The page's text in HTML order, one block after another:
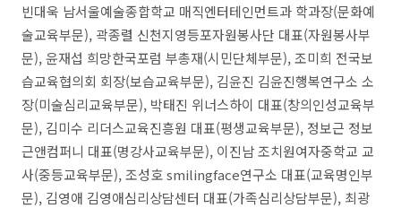
빈대욱 남서울예술종합학교 매직엔터테인먼트과 학과장(문화예
술교육부문), 곽종렬 신천지영등포자원봉사단 대표(자원봉사부
문), 윤재섭 희망한국포럼 부총재(시민단체부문), 조미희 전국보
습교육협의회 회장(보습교육부문), 김윤진 김윤진행복연구소 소
장(미술심리교육부문), 박태진 위너스하이 대표(창의인성교육부
문), 김미수 리더스교육진흥원 대표(평생교육부문), 정보근 정보
근앤컴퍼니 대표(명강사교육부문), 이진남 조치원여자중학교 교
사(중등교육부문), 조성호 smilingface연구소 대표(교육명인부
문), 김영애 김영애심리상담센터 대표(가족심리상담부문), 최광